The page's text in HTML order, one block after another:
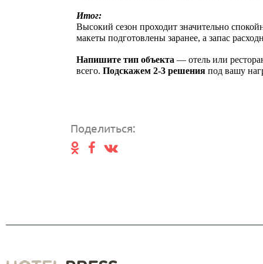
Итог:
Высокий сезон проходит значительно
макеты подготовлены заранее, а запас
Напишите тип объекта — отель или
всего.Подскажем 2-3 решения под вашу
Поделиться: